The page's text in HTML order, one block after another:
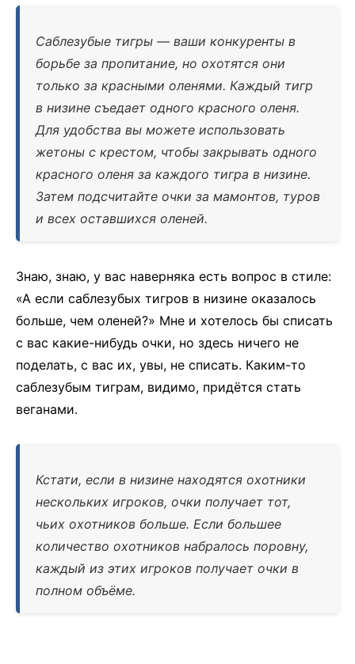
Саблезубые тигры — ваши конкуренты в
борьбе за пропитание, но охотятся они
только за красными оленями. Каждый тигр
в низине съедает одного красного оленя.
Для удобства вы можете использовать
жетоны с крестом, чтобы закрывать одного
красного оленя за каждого тигра в низине.
Затем подсчитайте очки за мамонтов, туров
и всех оставшихся оленей.
Знаю, знаю, у вас наверняка есть вопрос в стиле:
«А если саблезубых тигров в низине оказалось
больше, чем оленей?» Мне и хотелось бы списать
с вас какие-нибудь очки, но здесь ничего не
поделать, с вас их, увы, не списать. Каким-то
саблезубым тиграм, видимо, придётся стать
веганами.
Кстати, если в низине находятся охотники
нескольких игроков, очки получает тот,
чьих охотников больше. Если большее
количество охотников набралось поровну,
каждый из этих игроков получает очки в
полном объёме.